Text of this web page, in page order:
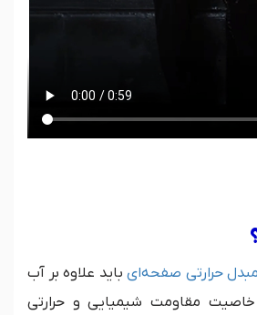
مبدل حرارتی صفحه‌ایباید علاوه بر آب
خاصیت مقاومت شیمیایی و حرارتی